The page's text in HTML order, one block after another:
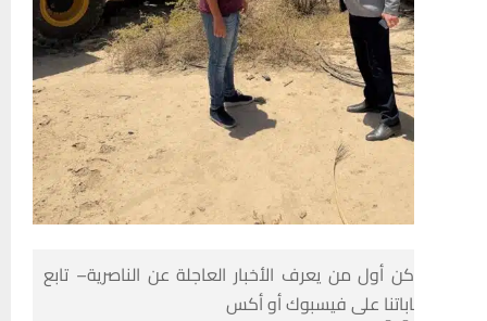
أول من يعرف الأخبار العاجلة عن الناصرية– تابع
على فيسبوك أو أكس